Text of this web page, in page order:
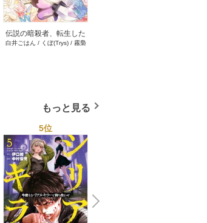
伝説の暗殺者、転生した
ら王家の愛され末娘にな
白井ごはん / くぼ(Trys)/ 霧梟
のつもりが、なぜか世界
最強の師弟になっていた
もっと見る
5位
N
e
x
t